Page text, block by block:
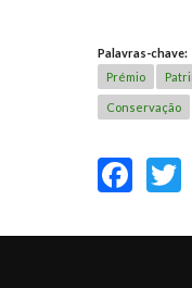
Palavras-chave:
Prémio
Conservação